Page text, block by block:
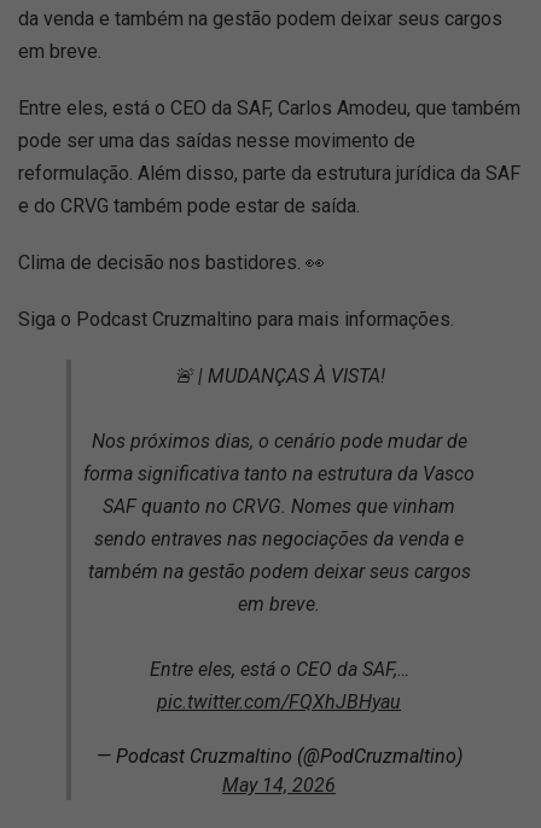
da venda e também na gestão podem deixar seus cargos
em breve.
Entre eles, está o CEO da SAF, Carlos Amodeu, que também
pode ser uma das saídas nesse movimento de
reformulação. Além disso, parte da estrutura jurídica da SAF
e do CRVG também pode estar de saída.
Clima de decisão nos bastidores. 👀
Siga o Podcast Cruzmaltino para mais informações.
🚨 | MUDANÇAS À VISTA!
Nos próximos dias, o cenário pode mudar de
forma significativa tanto na estrutura da Vasco
SAF quanto no CRVG. Nomes que vinham
sendo entraves nas negociações da venda e
também na gestão podem deixar seus cargos
em breve.
Entre eles, está o CEO da SAF,…
pic.twitter.com/FQXhJBHyau
— Podcast Cruzmaltino (@PodCruzmaltino)
May 14, 2026